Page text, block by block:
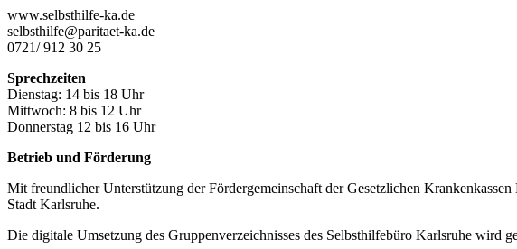
www.selbsthilfe-ka.de
selbsthilfe@paritaet-ka.de
0721/ 912 30 25
Sprechzeiten
Dienstag: 14 bis 18 Uhr
Mittwoch: 8 bis 12 Uhr
Donnerstag 12 bis 16 Uhr
Betrieb und Förderung
Mit freundlicher Unterstützung der Fördergemeinschaft der Gesetzlichen
Stadt Karlsruhe.
Die digitale Umsetzung des Gruppen­verzeichnisses des Selbsthilfebüro Karlsruhe wird